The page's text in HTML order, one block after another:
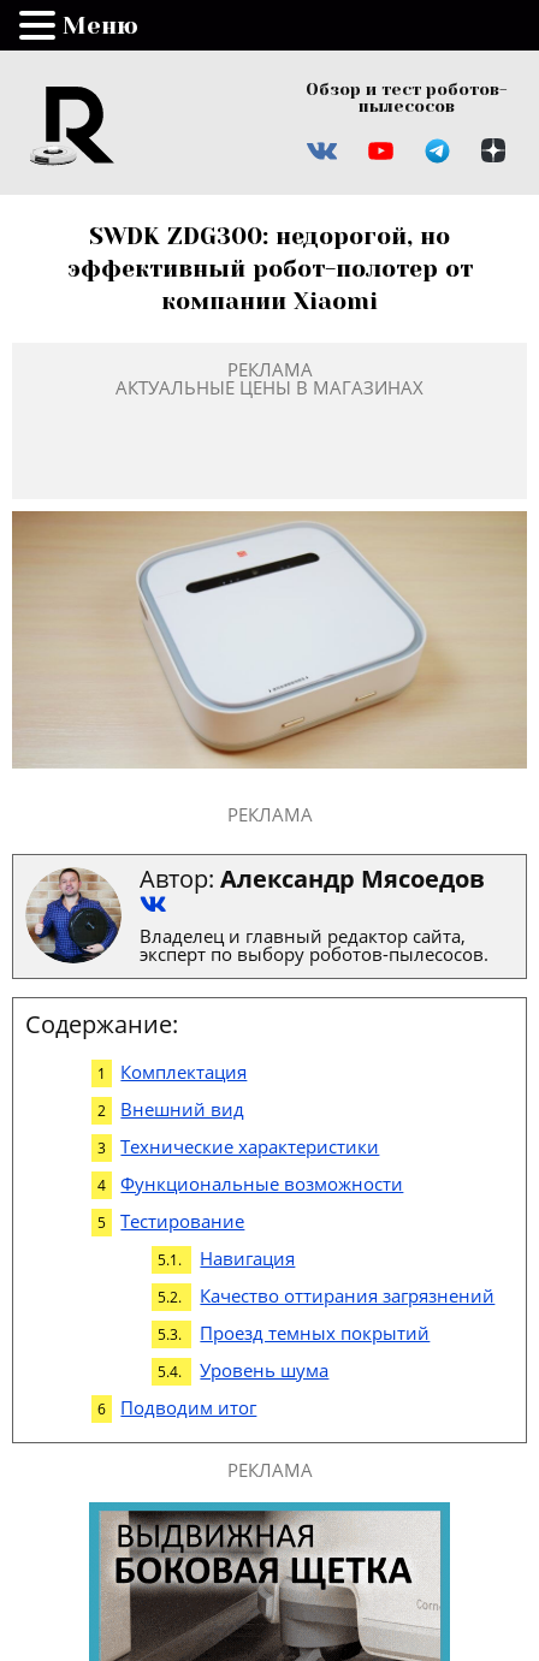
Обзор и тест роботов-
пылесосов
SWDK ZDG300: недорогой, но
эффективный робот-полотер от
компании Xiaomi
РЕКЛАМА
АКТУАЛЬНЫЕ ЦЕНЫ В МАГАЗИНАХ
РЕКЛАМА
Автор: Александр Мясоедов
Владелец и главный редактор сайта,
эксперт по выбору роботов-пылесосов.
Содержание:
Комплектация
Внешний вид
Технические характеристики
Функциональные возможности
Тестирование
Навигация
Качество оттирания загрязнений
Проезд темных покрытий
Уровень шума
Подводим итог
РЕКЛАМА
Меню